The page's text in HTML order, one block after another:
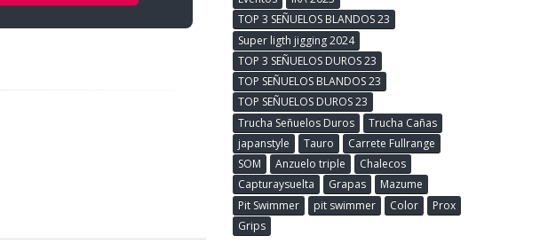
TOP 3 SEÑUELOS BLANDOS 23
Super ligth jigging 2024
TOP 3 SEÑUELOS DUROS 23
TOP SEÑUELOS BLANDOS 23
TOP SEÑUELOS DUROS 23
Trucha Señuelos Duros
Trucha Cañas
japanstyle
Tauro
Carrete Fullrange
SOM
Anzuelo triple
Chalecos
Capturaysuelta
Grapas
Mazume
Pit Swimmer
pit swimmer Color
Prox
Grips